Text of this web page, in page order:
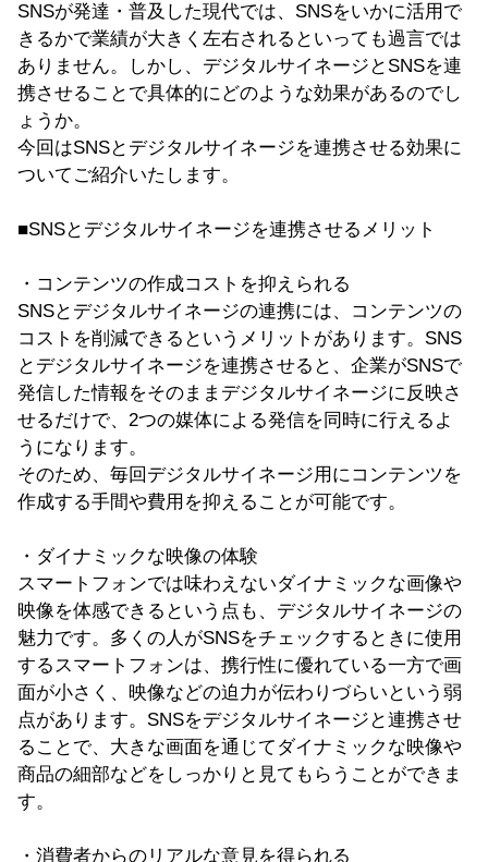
SNSが発達・普及した現代では、SNSをいかに活用で
きるかで業績が大きく左右されるといっても過言では
ありません。しかし、デジタルサイネージとSNSを連
携させることで具体的にどのような効果があるのでし
ょうか。
今回はSNSとデジタルサイネージを連携させる効果に
ついてご紹介いたします。
■SNSとデジタルサイネージを連携させるメリット
・コンテンツの作成コストを抑えられる
SNSとデジタルサイネージの連携には、コンテンツの
コストを削減できるというメリットがあります。SNS
とデジタルサイネージを連携させると、企業がSNSで
発信した情報をそのままデジタルサイネージに反映さ
せるだけで、2つの媒体による発信を同時に行えるよ
うになります。
そのため、毎回デジタルサイネージ用にコンテンツを
作成する手間や費用を抑えることが可能です。
・ダイナミックな映像の体験
スマートフォンでは味わえないダイナミックな画像や
映像を体感できるという点も、デジタルサイネージの
魅力です。多くの人がSNSをチェックするときに使用
するスマートフォンは、携行性に優れている一方で画
面が小さく、映像などの迫力が伝わりづらいという弱
点があります。SNSをデジタルサイネージと連携させ
ることで、大きな画面を通じてダイナミックな映像や
商品の細部などをしっかりと見てもらうことができま
す。
・消費者からのリアルな意見を得られる